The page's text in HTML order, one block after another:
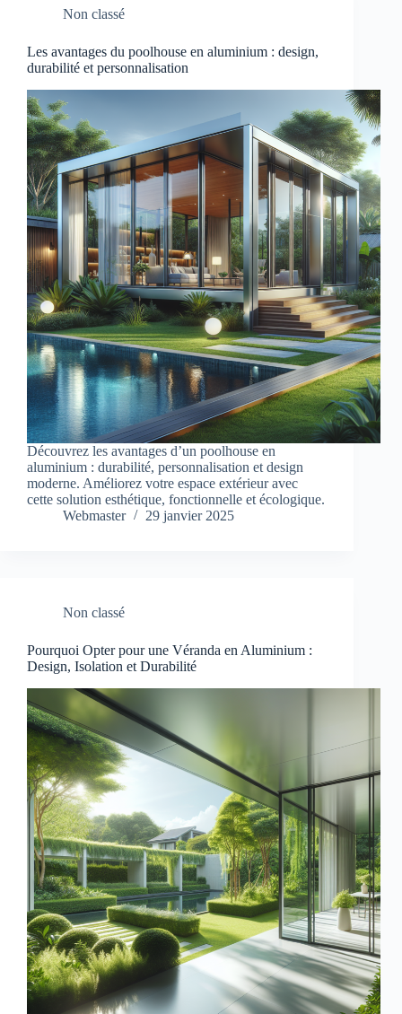
Non classé
Les avantages du poolhouse en aluminium : design,
durabilité et personnalisation
Découvrez les avantages d’un poolhouse en
aluminium : durabilité, personnalisation et design
moderne. Améliorez votre espace extérieur avec
cette solution esthétique, fonctionnelle et écologique.
Webmaster
29 janvier 2025
Non classé
Pourquoi Opter pour une Véranda en Aluminium :
Design, Isolation et Durabilité